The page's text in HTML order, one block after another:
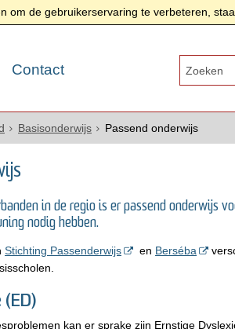
om de gebruikerservaring te verbeteren,
Contact
Basisonderwijs Passend onderwijs
in de regio is er passend onderwijs
nodig hebben.
Stichting Passenderwijs en Berséba
kan er sprake zijn Ernstige